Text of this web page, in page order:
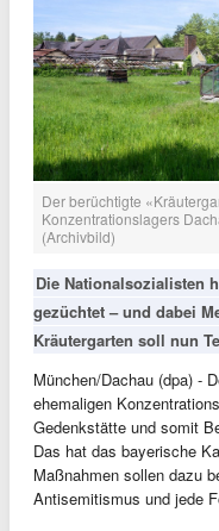
Der berüchtigte
Konzentrationslagers
(Archivbild)
Die Nationalsozialisten
gezüchtet – und dabei
Kräutergarten soll nun
München/Dachau (dpa) -
ehemaligen
Gedenkstätte und somit
Das hat das bayerische
Maßnahmen sollen dazu
Antisemitismus und jede